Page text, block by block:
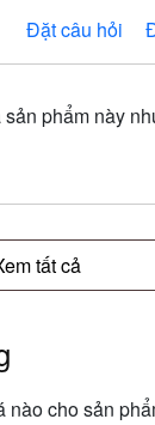
Đặt câu hỏi
phẩm này
nào cho sản